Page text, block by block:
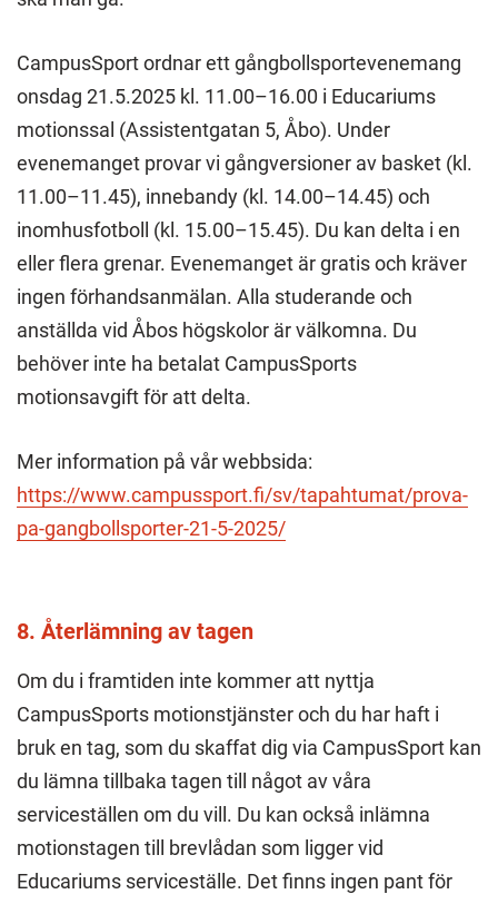
CampusSport ordnar ett gångbollsportevenemang
onsdag 21.5.2025 kl. 11.00–16.00 i Educariums
motionssal (Assistentgatan 5, Åbo). Under
evenemanget provar vi gångversioner av basket (kl.
11.00–11.45), innebandy (kl. 14.00–14.45) och
inomhusfotboll (kl. 15.00–15.45). Du kan delta i en
eller flera grenar. Evenemanget är gratis och kräver
ingen förhandsanmälan. Alla studerande och
anställda vid Åbos högskolor är välkomna. Du
behöver inte ha betalat CampusSports
motionsavgift för att delta.
Mer information på vår webbsida:
https://www.campussport.fi/sv/tapahtumat/prova-
pa-gangbollsporter-21-5-2025/
8. Återlämning av tagen
Om du i framtiden inte kommer att nyttja
CampusSports motionstjänster och du har haft i
bruk en tag, som du skaffat dig via CampusSport kan
du lämna tillbaka tagen till något av våra
serviceställen om du vill. Du kan också inlämna
motionstagen till brevlådan som ligger vid
Educariums serviceställe. Det finns ingen pant för